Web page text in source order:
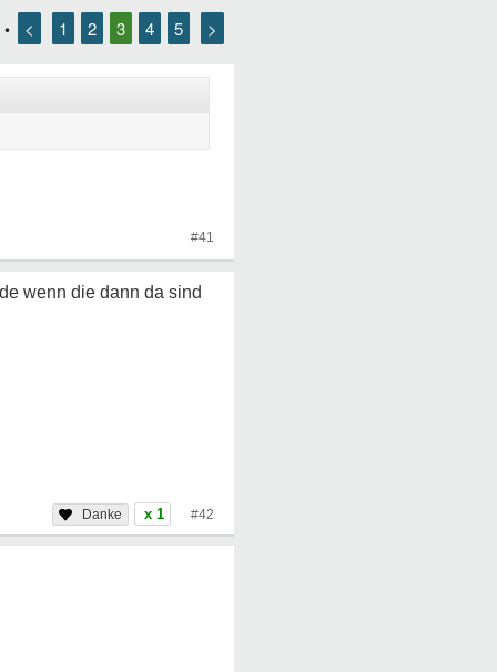
• < 1 2 3 4 5 >
#41
wenn die dann da sind
x 1 #42